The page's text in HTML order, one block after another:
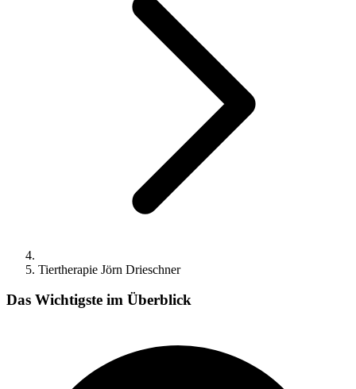
Tiertherapie Jörn Drieschner
Das Wichtigste im Überblick